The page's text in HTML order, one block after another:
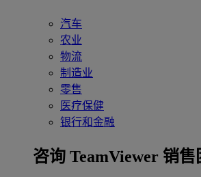
汽车
农业
物流
制造业
零售
医疗保健
银行和金融
咨询 TeamViewer 销售